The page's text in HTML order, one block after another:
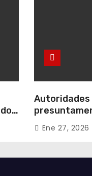
hurtos en
Ene 27, 2026